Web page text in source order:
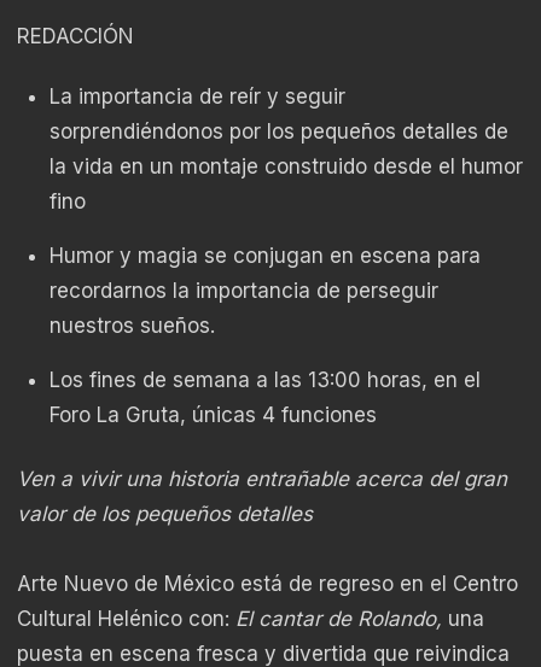
REDACCIÓN
La importancia de reír y seguir
sorprendiéndonos por los pequeños detalles de
la vida en un montaje construido desde el humor
fino
Humor y magia se conjugan en escena para
recordarnos la importancia de perseguir
nuestros sueños.
Los fines de semana a las 13:00 horas, en el
Foro La Gruta, únicas 4 funciones
Ven a vivir una historia entrañable acerca del gran
valor de los pequeños detalles
Arte Nuevo de México está de regreso en el Centro
Cultural Helénico con: El cantar de Rolando, una
puesta en escena fresca y divertida que reivindica